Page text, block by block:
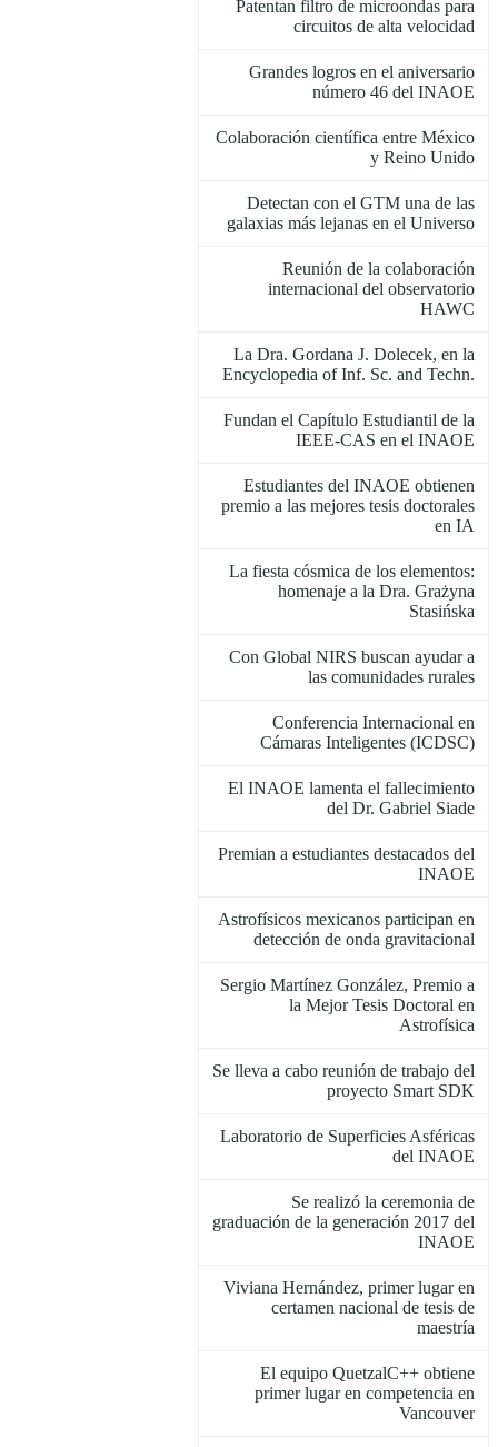
Patentan filtro de microondas para
circuitos de alta velocidad
Grandes logros en el aniversario
número 46 del INAOE
Colaboración científica entre México
y Reino Unido
Detectan con el GTM una de las
galaxias más lejanas en el Universo
Reunión de la colaboración
internacional del observatorio
HAWC
La Dra. Gordana J. Dolecek, en la
Encyclopedia of Inf. Sc. and Techn.
Fundan el Capítulo Estudiantil de la
IEEE-CAS en el INAOE
Estudiantes del INAOE obtienen
premio a las mejores tesis doctorales
en IA
La fiesta cósmica de los elementos:
homenaje a la Dra. Grażyna
Stasińska
Con Global NIRS buscan ayudar a
las comunidades rurales
Conferencia Internacional en
Cámaras Inteligentes (ICDSC)
El INAOE lamenta el fallecimiento
del Dr. Gabriel Siade
Premian a estudiantes destacados del
INAOE
Astrofísicos mexicanos participan en
detección de onda gravitacional
Sergio Martínez González, Premio a
la Mejor Tesis Doctoral en
Astrofísica
Se lleva a cabo reunión de trabajo del
proyecto Smart SDK
Laboratorio de Superficies Asféricas
del INAOE
Se realizó la ceremonia de
graduación de la generación 2017 del
INAOE
Viviana Hernández, primer lugar en
certamen nacional de tesis de
maestría
El equipo QuetzalC++ obtiene
primer lugar en competencia en
Vancouver